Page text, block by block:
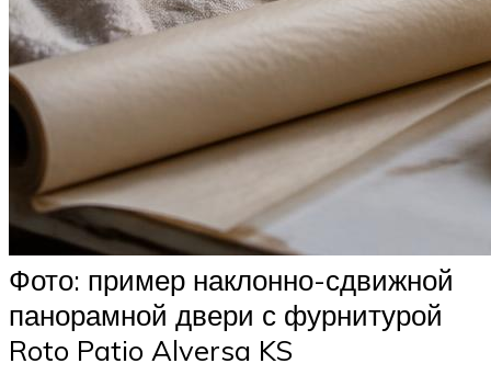
Фото: пример наклонно-сдвижной
панорамной двери с фурнитурой
Roto Patio Alversa KS